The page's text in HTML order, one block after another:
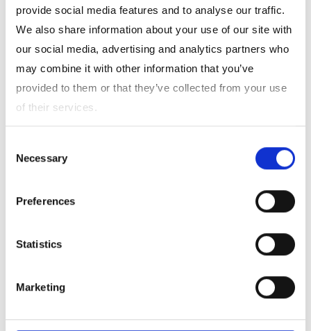
provide social media features and to analyse our traffic.
We also share information about your use of our site with
our social media, advertising and analytics partners who
may combine it with other information that you’ve
provided to them or that they’ve collected from your use
of their services.
Selection
Necessary
Preferences
Statistics
Marketing
成形法
ハンドレイアップ成形